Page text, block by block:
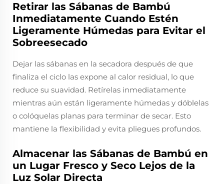
Retirar las Sábanas de Bambú
Inmediatamente Cuando Estén
Ligeramente Húmedas para Evitar el
Sobreesecado
Dejar las sábanas en la secadora después de que
finaliza el ciclo las expone al calor residual, lo que
reduce su suavidad. Retírelas inmediatamente
mientras aún están ligeramente húmedas y dóblelas
o colóquelas planas para terminar de secar. Esto
mantiene la flexibilidad y evita pliegues profundos.
Almacenar las Sábanas de Bambú en
un Lugar Fresco y Seco Lejos de la
Luz Solar Directa